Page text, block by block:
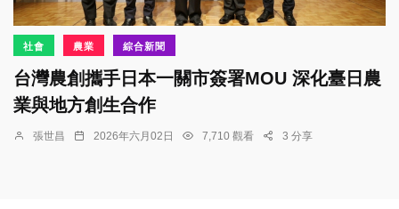
社會 農業 綜合新聞
台灣農創攜手日本一關市簽署MOU 深化臺日農
業與地方創生合作
張世昌 2026年六月02日 7,710 觀看 3 分享